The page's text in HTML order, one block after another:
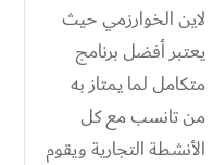
لاين الخوارزمي حيث
يعتبر أفضل برنامج
متكامل لما يمتاز به
من تانسب مع كل
الأنشطة التجارية ويقوم